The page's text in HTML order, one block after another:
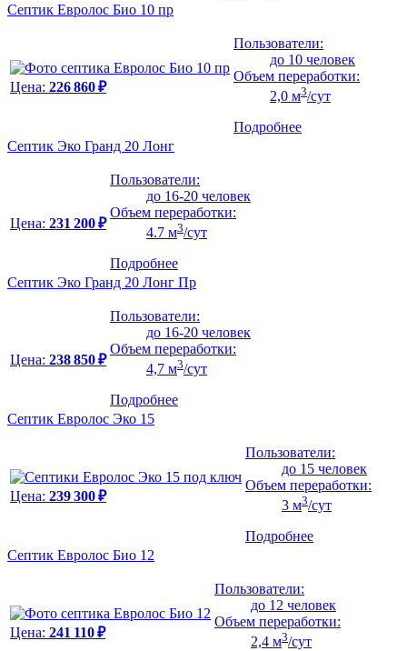
Септик Евролос Био 10 пр
Цена: 226 860 ₽
Пользователи:
до 10 человек
Объем переработки:
2,0 м3/сут
Подробнее
Септик Эко Гранд 20 Лонг
Цена: 231 200 ₽
Пользователи:
до 16-20 человек
Объем переработки:
4.7 м3/сут
Подробнее
Септик Эко Гранд 20 Лонг Пр
Цена: 238 850 ₽
Пользователи:
до 16-20 человек
Объем переработки:
4,7 м3/сут
Подробнее
Септик Евролос Эко 15
Цена: 239 300 ₽
Пользователи:
до 15 человек
Объем переработки:
3 м3/сут
Подробнее
Септик Евролос Био 12
Цена: 241 110 ₽
Пользователи:
до 12 человек
Объем переработки:
2,4 м3/сут